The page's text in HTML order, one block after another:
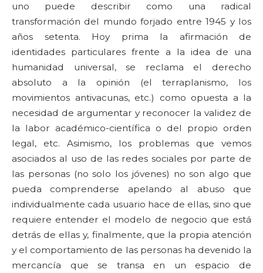
uno puede describir como una radical
transformación del mundo forjado entre 1945 y los
años setenta. Hoy prima la afirmación de
identidades particulares frente a la idea de una
humanidad universal, se reclama el derecho
absoluto a la opinión (el terraplanismo, los
movimientos antivacunas, etc.) como opuesta a la
necesidad de argumentar y reconocer la validez de
la labor académico-científica o del propio orden
legal, etc. Asimismo, los problemas que vemos
asociados al uso de las redes sociales por parte de
las personas (no solo los jóvenes) no son algo que
pueda comprenderse apelando al abuso que
individualmente cada usuario hace de ellas, sino que
requiere entender el modelo de negocio que está
detrás de ellas y, finalmente, que la propia atención
y el comportamiento de las personas ha devenido la
mercancía que se transa en un espacio de